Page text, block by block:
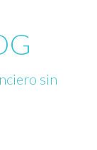
sin